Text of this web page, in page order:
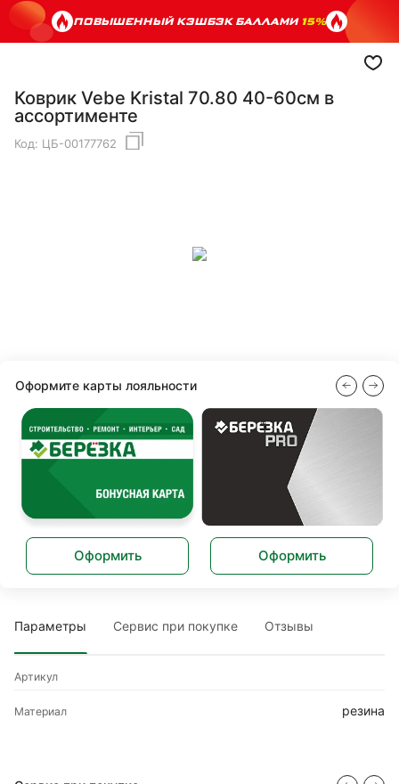
ПОВЫШЕННЫЙ КЭШБЭК БАЛЛАМИ15%
Коврик Vebe Kristal 70.80 40-60см в
ассортименте
Код: ЦБ-00177762
Оформите карты лояльности
Оформить Оформить
Параметры Сервис при покупке Отзывы
Артикул
Материал резина